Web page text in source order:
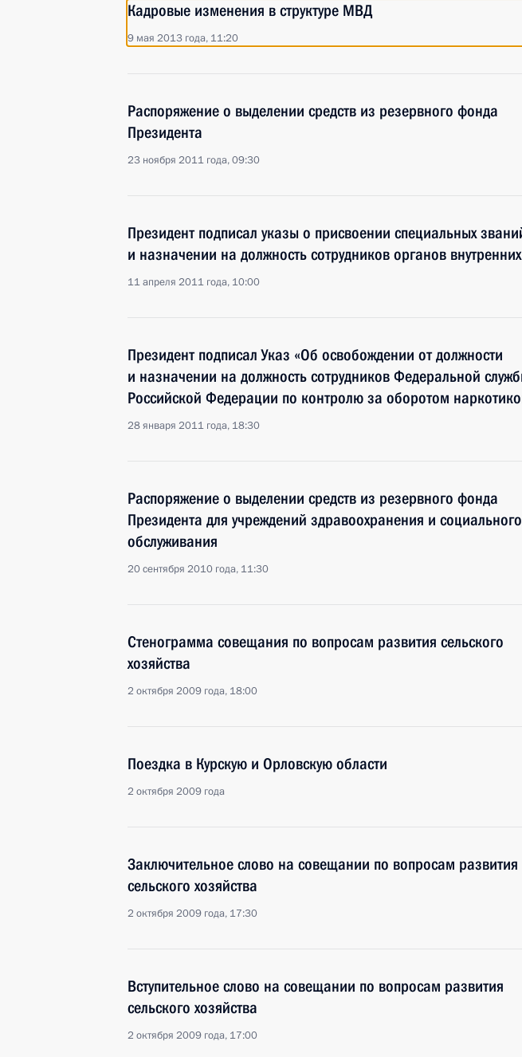
Кадровые изменения в структуре МВД
9 мая 2013 года, 11:20
Распоряжение о выделении средств из резервного фонда
Президента
23 ноября 2011 года, 09:30
Президент подписал указы о присвоении специальных
и назначении на должность сотрудников органов
11 апреля 2011 года, 10:00
Президент подписал Указ «Об освобождении от должности
и назначении на должность сотрудников Федеральной
Российской Федерации по контролю за оборотом
28 января 2011 года, 18:30
Распоряжение о выделении средств из резервного фонда
Президента для учреждений здравоохранения и социального
обслуживания
20 сентября 2010 года, 11:30
Стенограмма совещания по вопросам развития сельского
хозяйства
2 октября 2009 года, 18:00
Поездка в Курскую и Орловскую области
2 октября 2009 года
Заключительное слово на совещании по вопросам развития
сельского хозяйства
2 октября 2009 года, 17:30
Вступительное слово на совещании по вопросам развития
сельского хозяйства
2 октября 2009 года, 17:00